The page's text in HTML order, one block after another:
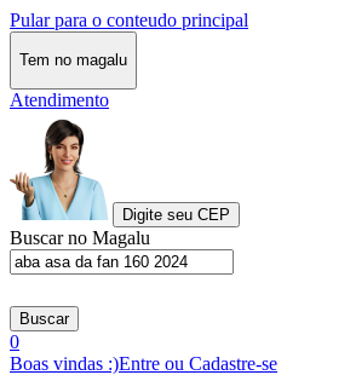
Pular para o conteudo principal
Tem no magalu
Atendimento
Digite seu CEP
Buscar no Magalu
Buscar
0
Boas vindas :)Entre ou Cadastre-se